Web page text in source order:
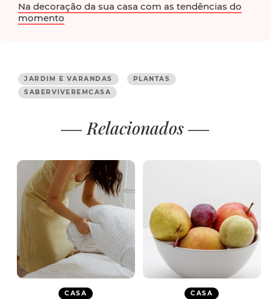
Na decoração da sua casa com as tendências do
momento
JARDIM E VARANDAS
PLANTAS
SABERVIVEREMCASA
Relacionados
CASA CASA